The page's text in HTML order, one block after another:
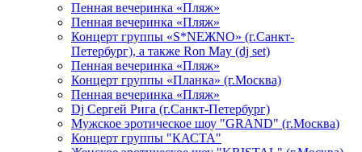
Пенная вечеринка «Пляж»
Пенная вечеринка «Пляж»
Концерт группы «S*NEЖNO» (г.Санкт-
Петербург), а также Ron May (dj set)
Пенная вечеринка «Пляж»
Концерт группы «Планка» (г.Москва)
Пенная вечеринка «Пляж»
Dj Сергей Рига (г.Санкт-Петербург)
Мужское эротическое шоу "GRAND" (г.Москва)
Концерт группы "КАСТА"